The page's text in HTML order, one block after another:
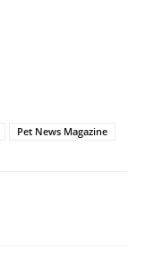
Pet News Magazine